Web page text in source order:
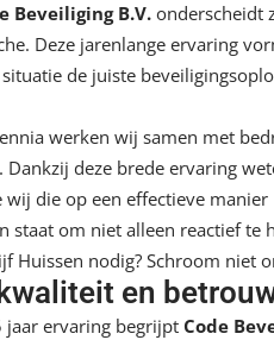
Beveiliging B.V. onderscheidt
Deze jarenlange ervaring
de juiste
werken wij samen met
deze brede ervaring
die op een effectieve
staat om niet alleen reactief
Huissen nodig? Schroom niet
en
jaar ervaring begrijpt Code